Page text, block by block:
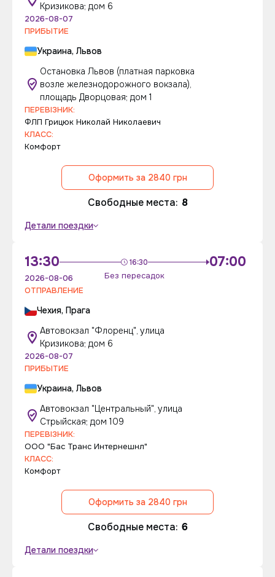
Кризикова; дом 6
2026-08-07
ПРИБЫТИЕ
Украина, Львов
Остановка Львов (платная парковка
возле железнодорожного вокзала),
площадь Дворцовая; дом 1
ПЕРЕВІЗНИК:
ФЛП Грицюк Николай Николаевич
КЛАСС:
Комфорт
Оформить за 2840 грн
Свободные места: 8
Детали поездки
13:30 16:30
Без пересадок
07:00
2026-08-06
ОТПРАВЛЕНИЕ
Чехия, Прага
Автовокзал "Флоренц", улица
Кризикова; дом 6
2026-08-07
ПРИБЫТИЕ
Украина, Львов
Автовокзал "Центральный", улица
Стрыйская; дом 109
ПЕРЕВІЗНИК:
ООО "Бас Транс Интернешнл"
КЛАСС:
Комфорт
Оформить за 2840 грн
Свободные места: 6
Детали поездки